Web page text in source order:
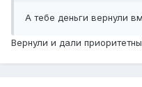
А тебе деньги вернули
Вернули и дали